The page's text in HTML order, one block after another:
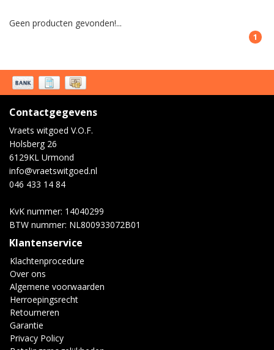
Geen producten gevonden!...
1
Contactgegevens
Vraets witgoed V.O.F.
Holsberg 26
6129KL Urmond
info@vraetswitgoed.nl
046 433 14 84
KvK nummer: 14040299
BTW nummer: NL800933072B01
Klantenservice
Klachtenprocedure
Over ons
Algemene voorwaarden
Herroepingsrecht
Retourneren
Garantie
Privacy Policy